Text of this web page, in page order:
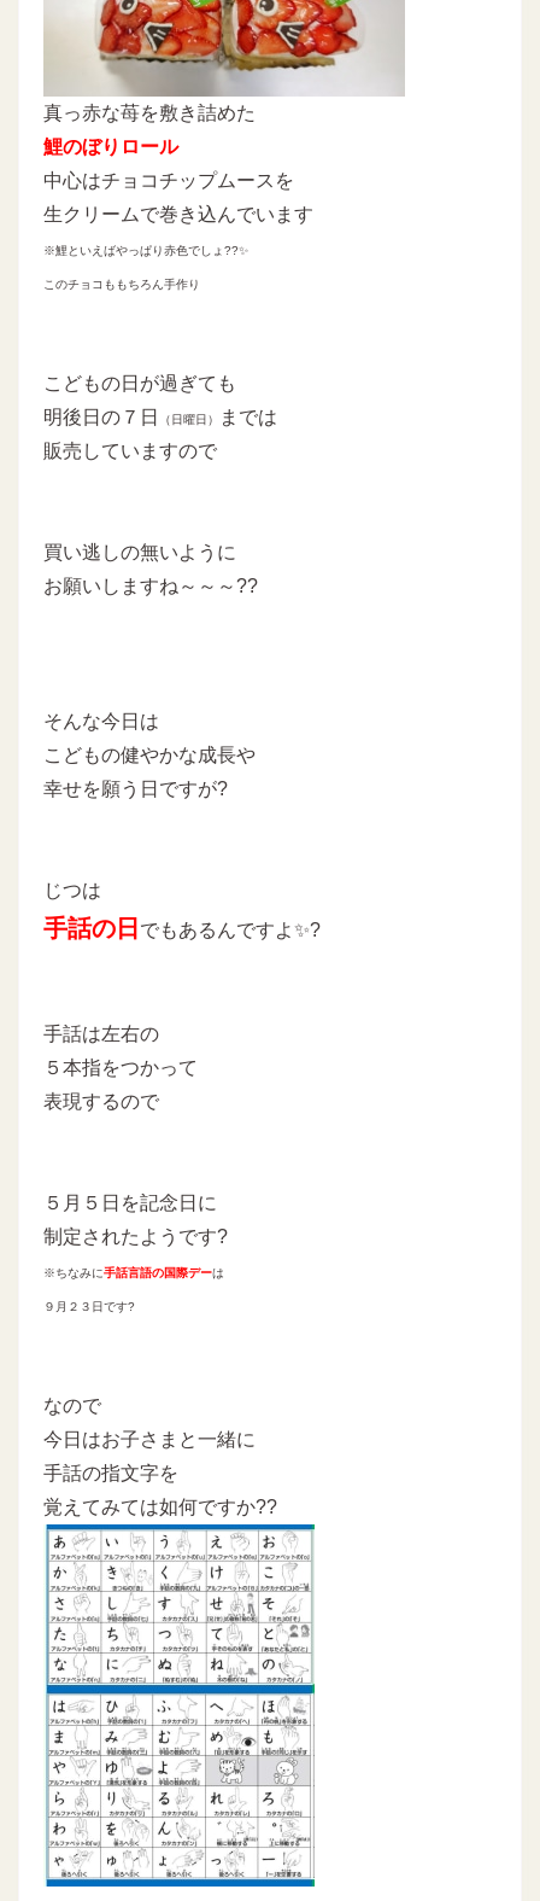
真っ赤な苺を敷き詰めた
鯉のぼりロール
中心はチョコチップムースを
生クリームで巻き込んでいます
※鯉といえばやっぱり赤色でしょ??✨
このチョコももちろん手作り
こどもの日が過ぎても
明後日の７日
（日曜日）
までは
販売していますので
買い逃しの無いように
お願いしますね～～～??
そんな今日は
こどもの健やかな成長や
幸せを願う日ですが?
じつは
手話の日 でもあるんですよ✨?
手話は左右の
５本指をつかって
表現するので
５月５日を記念日に
制定されたようです?
※ちなみに手話言語の国際デーは
９月２３日です?
なので
今日はお子さまと一緒に
手話の指文字を
覚えてみては如何ですか??